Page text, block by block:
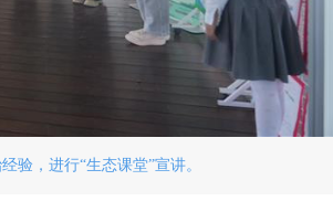
验，进行“生态课堂”宣讲。